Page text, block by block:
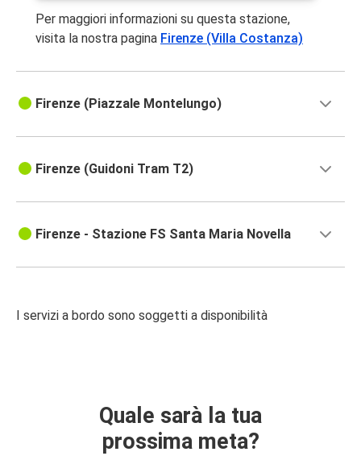
Per maggiori informazioni su questa stazione,
visita la nostra pagina Firenze (Villa Costanza)
Firenze (Piazzale Montelungo)
Firenze (Guidoni Tram T2)
Firenze - Stazione FS Santa Maria Novella
I servizi a bordo sono soggetti a disponibilità
Quale sarà la tua
prossima meta?